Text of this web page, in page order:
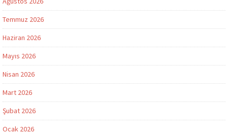
Temmuz 2026
Haziran 2026
Mayıs 2026
Nisan 2026
Mart 2026
Şubat 2026
Ocak 2026